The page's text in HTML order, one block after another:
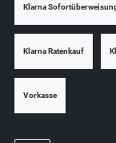
Klarna
Klarna Ratenkauf
Vorkasse